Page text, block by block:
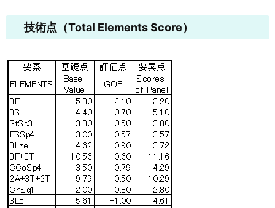
技術点（Total Elements Score）